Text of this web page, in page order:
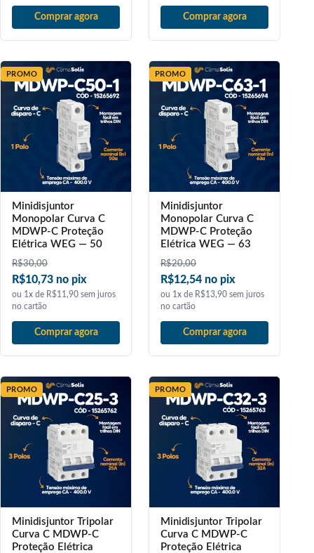
Comprar agora Comprar agora
PROMO
Minidisjuntor
Monopolar Curva C
MDWP-C Proteção
Elétrica WEG — 50
R$30,00
R$10,73 no pix
ou 1x de R$11,90 sem juros
no cartão
Comprar agora
PROMO
Minidisjuntor
Monopolar Curva C
MDWP-C Proteção
Elétrica WEG — 63
R$20,00
R$12,54 no pix
ou 1x de R$13,90 sem juros
no cartão
Comprar agora
PROMO
Minidisjuntor Tripolar
Curva C MDWP-C
Proteção Elétrica
PROMO
Minidisjuntor Tripolar
Curva C MDWP-C
Proteção Elétrica